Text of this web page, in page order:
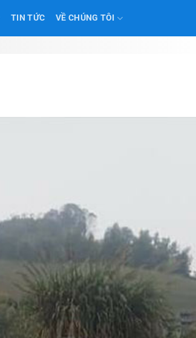
TIN TỨC VỀ CHÚNG TÔI